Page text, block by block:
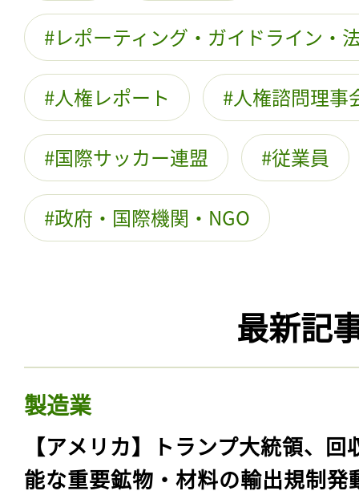
レポーティング・ガイドライン・
人権レポート 人権諮問理事
国際サッカー連盟 従業員
政府・国際機関・NGO
最新記
製造業
【アメリカ】トランプ大統領、回
能な重要鉱物・材料の輸出規制発